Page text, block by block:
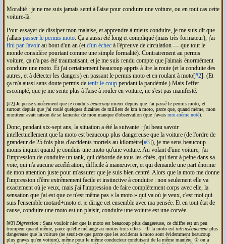
Moralité : je ne me suis jamais senti à l'aise pour conduire une voiture, ou en tout cas cette
voiture-là.
Pour essayer de dissiper mon malaise, et apprendre à mieux conduire, je me suis dit que
j'allais passer le permis moto. Ça a aussi été long et compliqué (mais très formateur), j'ai
fini par l'avoirau bout d'un an (et d'un échecà l'épreuve de circulation — que tout le
monde considère pourtant comme une simple formalité). Contrairement au permis
voiture, ça n'a pas été traumatisant, et je me suis rendu compte que j'aimais énormément
conduire une moto. Et j'ai certainement beaucoup appris à lire la route (et la conduite des
autres, et à détecter les dangers) en passant le permis moto et en roulant à moto[#2]. (Et
ça m'a aussi sans doute permis de tenir le couppendant la pandémie.) Mais l'effet
escompté, que je me sente plus à l'aise à rouler en voiture, ne s'est pas manifesté.
[#2] Je pense sincèrement que je conduis beaucoupmieux depuis que j'ai passé le permis moto, et
surtout depuis que j'ai roulé quelques dizaines de milliers de km à moto, parce que, quand même, mon
moniteur avait raison de se lamenter de mon manque d'observation (que j'avais moi-même noté).
Donc, pendant six-sept ans, la situation a été la suivante : j'ai beau savoir
intellectuellement que la moto est beaucoup plus dangereuse que la voiture (de l'ordre de
grandeur de 25 fois plus d'accidents mortels au kilomètre[#3]), je me sens beaucoup
moins inquiet quand je conduis une moto qu'une voiture. Au volant d'une voiture, j'ai
l'impression de conduire un tank, qui déborde de tous les côtés, qui tient à peine dans sa
voie, qui n'a aucune accélération, difficile à manœuvrer, et qui demande une part énorme
de mon attention juste pour m'assurer que je suis bien centré. Alors que la moto me donne
l'impression d'être extrêmement facile et instinctive à conduire : non seulement elle va
exactement où je veux, mais j'ai l'impression de faire complètement corps avec elle, la
sensation que j'ai est que ce n'est même pas
la moto
qui va où je veux, c'est moi qui
suis l'ensemble motard+moto et je dirige cet ensemble avec ma pensée. Et en tout état de
cause, conduire une moto est un plaisir, conduire une voiture est une corvée.
[#3] Digression :Sans vouloir nier que la moto est beaucoup plus dangereuse, ce chiffre est un peu
trompeur quand même, parce qu'elle mélange au moins trois effets : ① la moto est intrinsèquementplus
dangereuse que la voiture (ne serait-ce que parce que les accidents à moto sont évidemment beaucoup
plus graves qu'en voiture), même pour le même conducteur conduisant de la même manière, ② on a